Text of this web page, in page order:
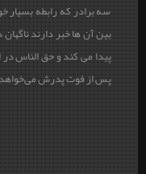
سه برادر که رابطه بسیار
بین آن ها خبر دارند
پیدا می کند و حق الناس
پس از فوت پدرش می‌خواهد